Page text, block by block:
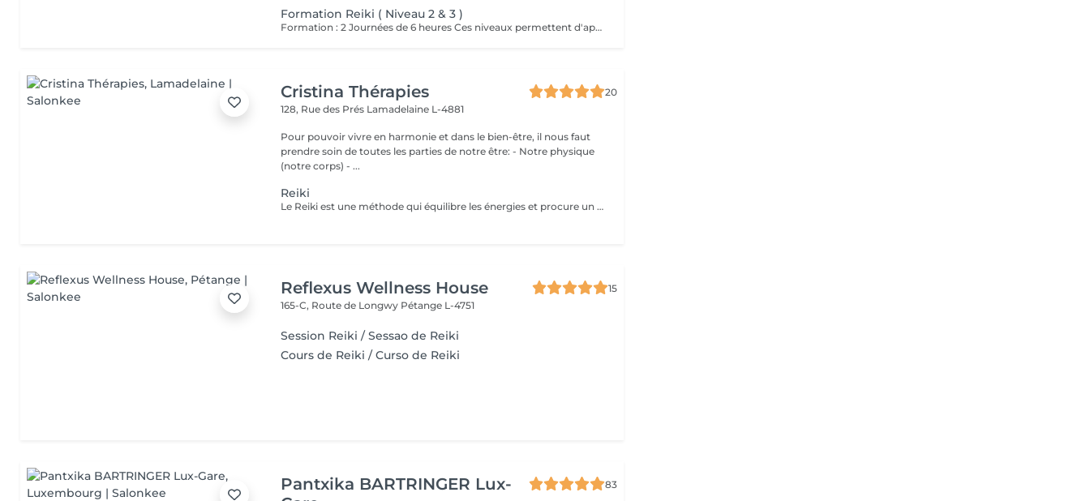
Formation Reiki ( Niveau 2 & 3 )
Formation : 2 Journées de 6 heures Ces niveaux permettent d'approfondir la pratique énergétique à travers la découverte des symboles sacrés, le travail à distance et la guérison émotionnelle, tout en ouvrant la voie vers la maîtrise intérieure. Un voyage de transformation et de rayonnement, où l'énergie du Reiki devient une véritable voie de conscience et de paix intérieure. Initiation aux symboles Reiki Usui. Cours en présentiel, pratique et théorique. Attention accès uniquement si vous avez passez le niveau 1. Prévoir pique nique.
Cristina Thérapies
20
128, Rue des Prés Lamadelaine L-4881
Pour pouvoir vivre en harmonie et dans le bien-être, il nous faut
prendre soin de toutes les parties de notre être: - Notre physique
(notre corps) - ...
Reiki
Le Reiki est une méthode qui équilibre les énergies et procure un apaisement physique, psychique et émotionnel. Lors d'une séance de Reiki (Rei signifie esprit-conscience, Ki signifie énergie-sensation), le praticien dirige l'énergie universelle vers les zones du corps qui en ont le plus besoin, faisant en sorte que l'énergie circule uniformément et harmonieusement. Une séance permet : d'apaiser le corps et l'esprit de procurer un sentiment de bien-être d'harmoniser la circulation de l'énergie de favoriser un état de relaxation de soutenir le potentiel de guérison de retrouver un sommeil réparateur retrouver une meilleure circulation sanguine réduire les douleurs physiques réduire le stress Les séances de reiki peuvent être pratiquées à titre préventif, ou en accompagnement des soins médicaux, mais ne peuvent en aucun cas, se substituer aux traitements médicaux. Paiement sur place en espèces.
Reflexus Wellness House
15
165-C, Route de Longwy Pétange L-4751
Session Reiki / Sessao de Reiki
Cours de Reiki / Curso de Reiki
Pantxika BARTRINGER Lux-
83